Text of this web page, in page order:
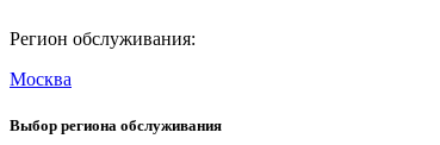
Регион обслуживания:
Москва
Выбор региона обслуживания